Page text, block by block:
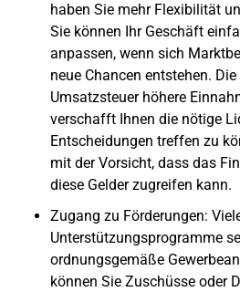
haben Sie mehr Flexibilität
Sie können Ihr Geschäft
anpassen, wenn sich
neue Chancen entstehen.
Umsatzsteuer höhere
verschafft Ihnen die nötige
Entscheidungen treffen zu
mit der Vorsicht, dass das
diese Gelder zugreifen kann.
Zugang zu Förderungen:
Unterstützungsprogramme
ordnungsgemäße
können Sie Zuschüsse oder